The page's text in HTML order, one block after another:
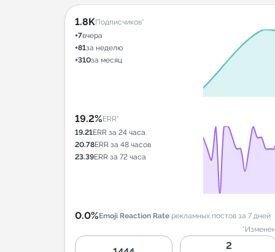
1.8KПодписчиков*
+7вчера
+81за неделю
+310за месяц
19.2%ERR*
19.21ERR за 24 часа
20.78ERR за 48 часов
23.39ERR за 72 часа
0.0%Emoji Reaction Rate рекламных постов за 7 дней
2